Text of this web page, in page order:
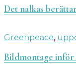
Det nalkas
Greenpeace,
Bildmontage inför